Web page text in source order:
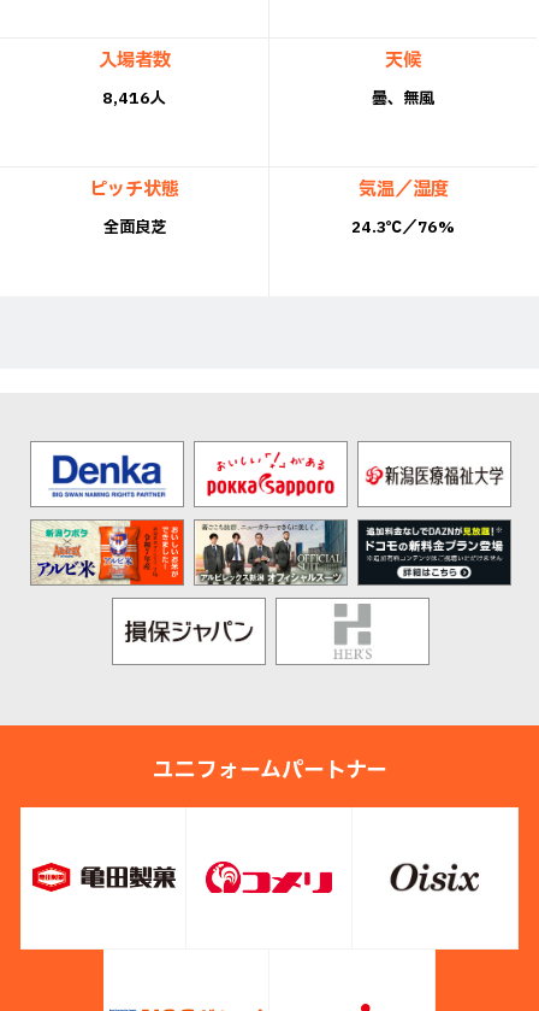
入場者数
8,416人
天候
曇、無風
ピッチ状態
全面良芝
気温／湿度
24.3℃／76%
ユニフォームパートナー